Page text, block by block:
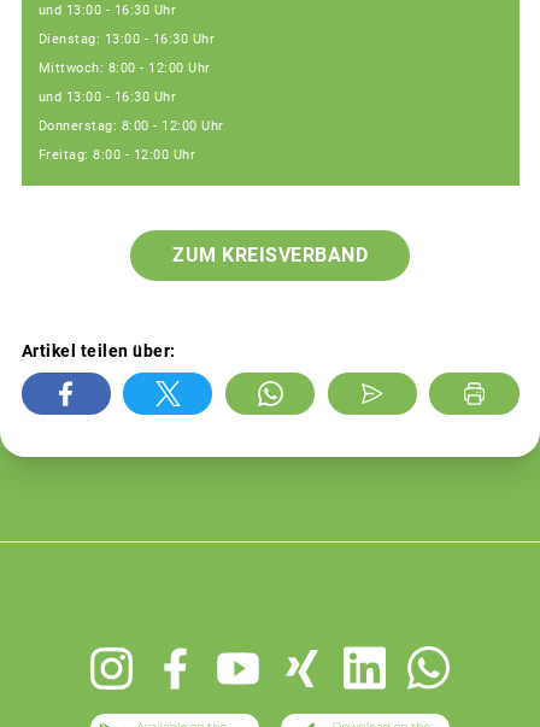
und 13:00 - 16:30 Uhr
Dienstag: 13:00 - 16:30 Uhr
Mittwoch: 8:00 - 12:00 Uhr
und 13:00 - 16:30 Uhr
Donnerstag: 8:00 - 12:00 Uhr
Freitag: 8:00 - 12:00 Uhr
ZUM KREISVERBAND
Artikel teilen über: